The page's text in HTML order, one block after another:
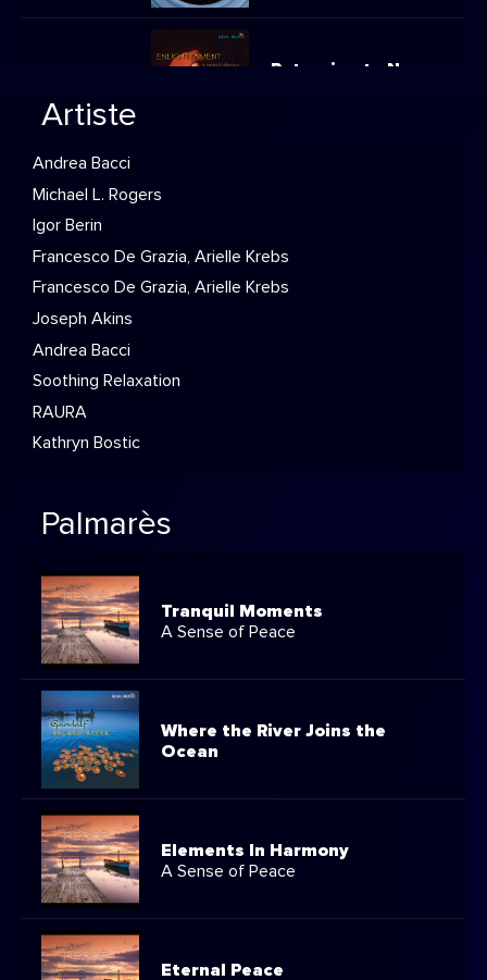
Returning to Now
05:47
05:41
05:34
05:28 Convo
05:24 Imaginations Key
05:16
Artiste
Andrea Bacci
Michael L. Rogers
Igor Berin
Francesco De Grazia, Arielle Krebs
Francesco De Grazia, Arielle Krebs
Joseph Akins
Andrea Bacci
Soothing Relaxation
RAURA
Kathryn Bostic
Palmarès
Tranquil Moments
A Sense of Peace
Where the River Joins the
Ocean
Elements In Harmony
A Sense of Peace
Eternal Peace